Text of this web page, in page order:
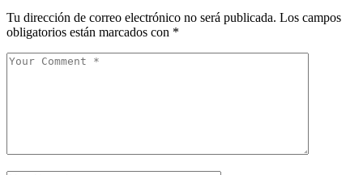
Tu dirección de correo electrónico no será publicada. Los campos
obligatorios están marcados con *